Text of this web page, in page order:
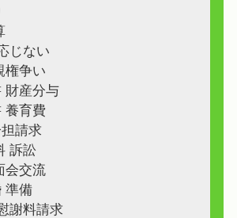
じない
権争い
財産分与
養育費
請求
訴訟
会交流
準備
謝料請求